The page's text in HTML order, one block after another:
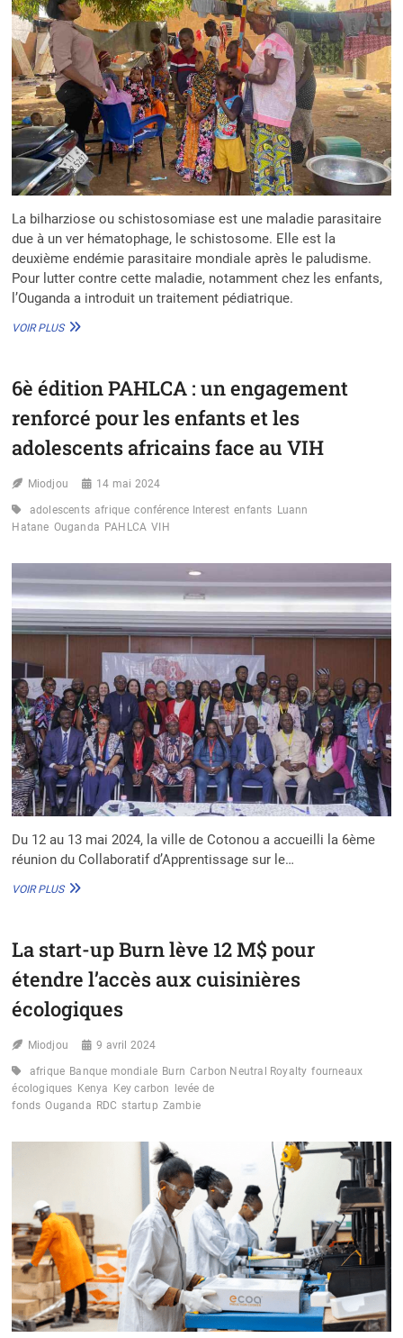
La bilharziose ou schistosomiase est une maladie parasitaire
due à un ver hématophage, le schistosome. Elle est la
deuxième endémie parasitaire mondiale après le paludisme.
Pour lutter contre cette maladie, notamment chez les enfants,
l’Ouganda a introduit un traitement pédiatrique.
VOIR PLUSLUTTE
:
ADMINISTRE
PREMIER
PÉDIATRIQUE
6è édition PAHLCA : un engagement
renforcé pour les enfants et les
adolescents africains face au VIH
Miodjou 14 mai 2024
adolescents afrique conférence Interest enfants Luann
Hatane Ouganda PAHLCA VIH
Du 12 au 13 mai 2024, la ville de Cotonou a accueilli la 6ème
réunion du Collaboratif d’Apprentissage sur le…
VOIR PLUS6È
UN
RENFORCÉ
POUR
LES
ET
LES
ADOLESCENTS
AFRICAINS
FACE
VIH
La start-up Burn lève 12 M$ pour
étendre l’accès aux cuisinières
écologiques
Miodjou 9 avril 2024
afrique Banque mondiale Burn Carbon Neutral Royalty fourneaux
écologiques Kenya Key carbon
levée de
fonds Ouganda RDC startup Zambie